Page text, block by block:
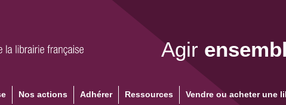
Agir
Nos actions Adhérer Ressources Vendre ou acheter une